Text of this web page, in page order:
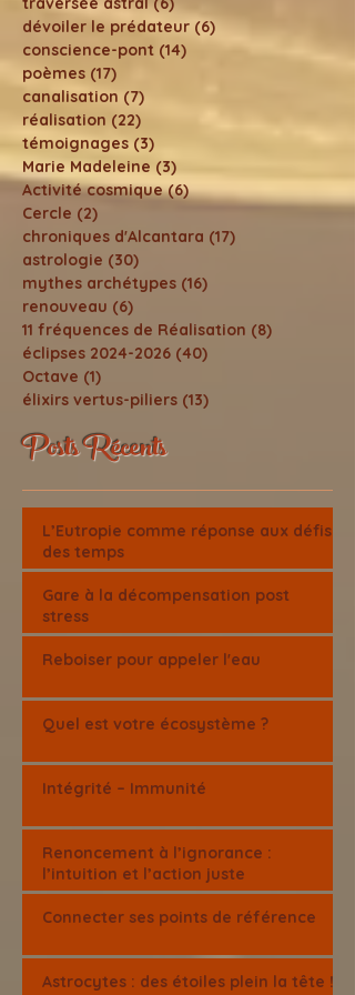
dévoiler le prédateur (6)
conscience-pont (14)
poèmes (17)
canalisation (7)
réalisation (22)
témoignages (3)
Marie Madeleine (3)
Activité cosmique (6)6 posts
Cercle (2)
chroniques d'Alcantara (17)
astrologie (30)
mythes archétypes (16)
renouveau (6)
11 fréquences de Réalisation (8)
éclipses 2024-2026 (40)
Octave (1)
élixirs vertus-piliers (13)
Posts Récents
L’Eutropie comme réponse aux défis
des temps
Gare à la décompensation post
stress
Reboiser pour appeler l'eau
Quel est votre écosystème ?
Intégrité – Immunité
Renoncement à l’ignorance :
l’intuition et l’action juste
Connecter ses points de référence
Astrocytes : des étoiles plein la tête !